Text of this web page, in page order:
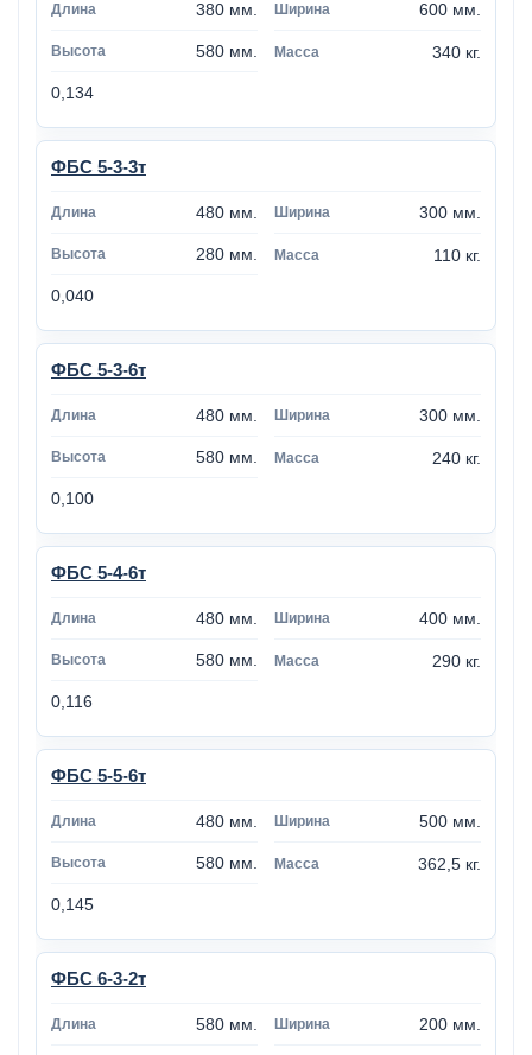
380 мм. 600 мм.
580 мм. 340 кг.
0,134
ФБС 5-3-3т
480 мм. 300 мм.
280 мм. 110 кг.
0,040
ФБС 5-3-6т
480 мм. 300 мм.
580 мм. 240 кг.
0,100
ФБС 5-4-6т
480 мм. 400 мм.
580 мм. 290 кг.
0,116
ФБС 5-5-6т
480 мм. 500 мм.
580 мм. 362,5 кг.
0,145
ФБС 6-3-2т
580 мм. 200 мм.